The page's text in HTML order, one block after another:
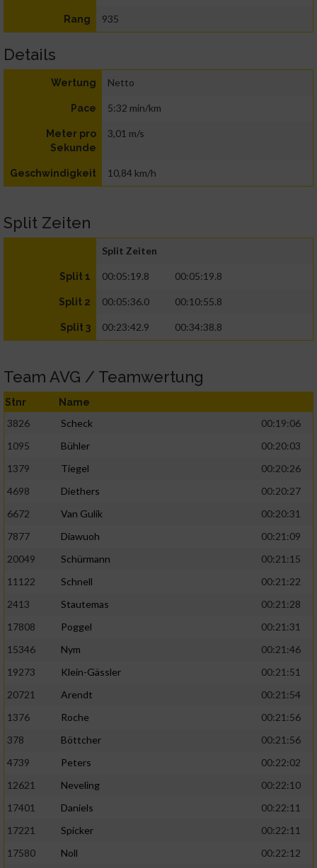
Rang 935
Details
Wertung Netto
Pace 5:32 min/km
Meter pro
Sekunde
3,01 m/s
Geschwindigkeit 10,84 km/h
Split Zeiten
Split Zeiten
Split 1 00:05:19.8 00:05:19.8
Split 2 00:05:36.0 00:10:55.8
Split 3 00:23:42.9 00:34:38.8
Team AVG / Teamwertung
Stnr Name
3826 Scheck
00:19:06
1095
Bühler
00:20:03
1379
Tiegel
00:20:26
4698
Diethers
00:20:27
6672
Van Gulik
00:20:31
7877
Diawuoh
00:21:09
20049
Schürmann
00:21:15
11122
Schnell
00:21:22
2413
Stautemas
00:21:28
17808
Poggel
00:21:31
15346
Nym
00:21:46
19273
Klein-Gässler
00:21:51
20721
Arendt
00:21:54
1376
Roche
00:21:56
378
Böttcher
00:21:56
4739
Peters
00:22:02
12621
Neveling
00:22:10
17401
Daniels
00:22:11
17221
Spicker
00:22:11
17580
Noll
00:22:12